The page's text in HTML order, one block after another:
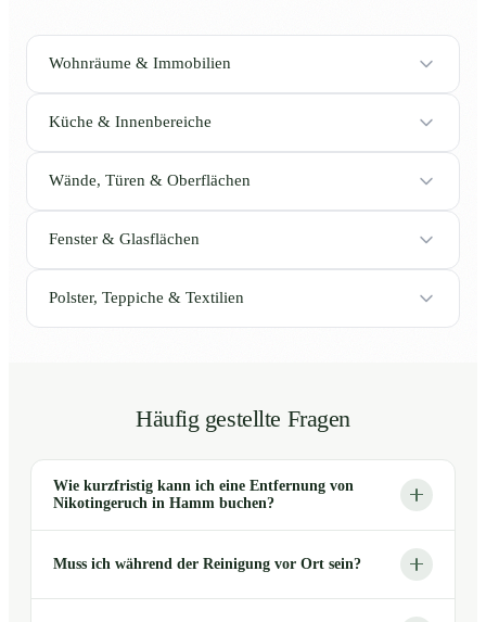
Wohnräume & Immobilien
Küche & Innenbereiche
Wände, Türen & Oberflächen
Fenster & Glasflächen
Polster, Teppiche & Textilien
Häufig gestellte Fragen
Wie kurzfristig kann ich eine Entfernung von
Nikotingeruch in Hamm buchen?
Muss ich während der Reinigung vor Ort sein?